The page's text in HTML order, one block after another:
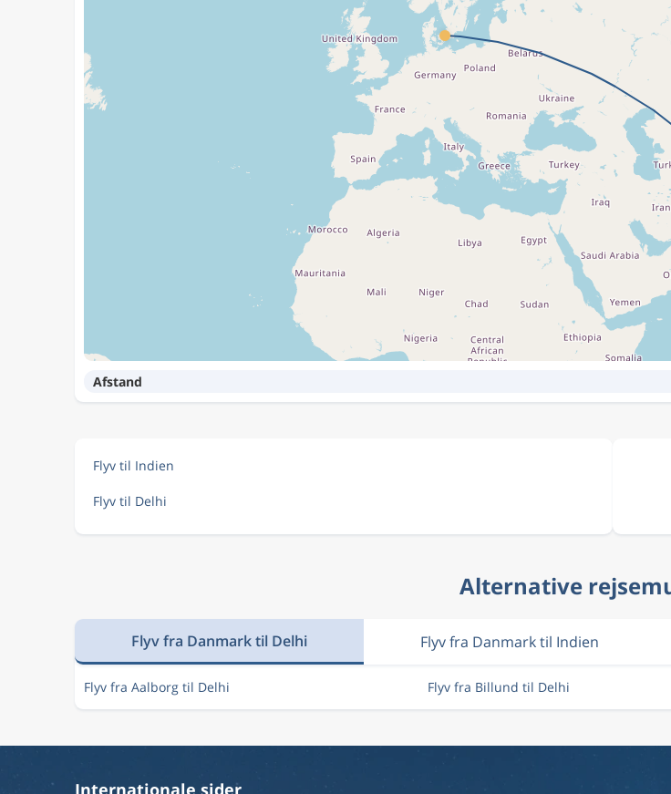
Afstand
Flyv til Indien
Flyv til Delhi
Alternative
Flyv fra Danmark til Delhi Flyv fra Danmark til Indien
Flyv fra Aalborg til Delhi Flyv fra Billund til Delhi
Internationale sider